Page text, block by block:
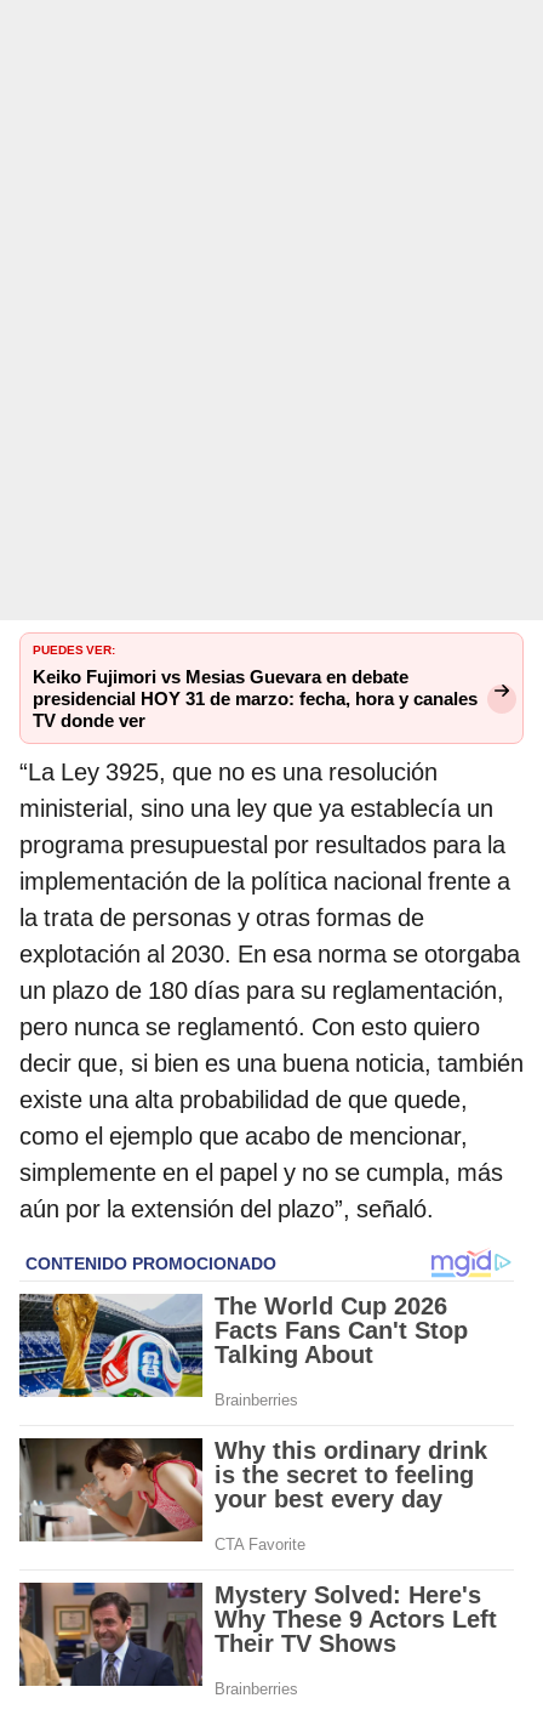
PUEDES VER:
Keiko Fujimori vs Mesias Guevara en debate
presidencial HOY 31 de marzo: fecha, hora y canales
TV donde ver
“La Ley 3925, que no es una resolución
ministerial, sino una ley que ya establecía un
programa presupuestal por resultados para la
implementación de la política nacional frente a
la trata de personas y otras formas de
explotación al 2030. En esa norma se otorgaba
un plazo de 180 días para su reglamentación,
pero nunca se reglamentó. Con esto quiero
decir que, si bien es una buena noticia, también
existe una alta probabilidad de que quede,
como el ejemplo que acabo de mencionar,
simplemente en el papel y no se cumpla, más
aún por la extensión del plazo”, señaló.